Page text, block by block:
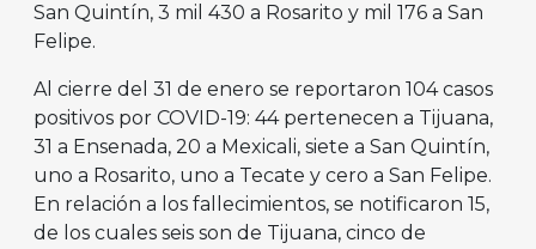
San Quintín, 3 mil 430 a Rosarito y mil 176 a San
Felipe.
Al cierre del 31 de enero se reportaron 104 casos
positivos por COVID-19: 44 pertenecen a Tijuana,
31 a Ensenada, 20 a Mexicali, siete a San Quintín,
uno a Rosarito, uno a Tecate y cero a San Felipe.
En relación a los fallecimientos, se notificaron 15,
de los cuales seis son de Tijuana, cinco de